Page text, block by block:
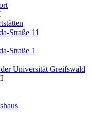
Straße 11
Straße 1
Universität Greifswald